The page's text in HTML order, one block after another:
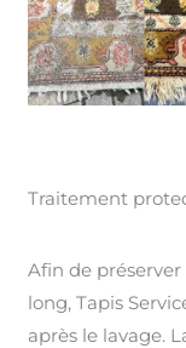
Traitement
Afin de préserver
long, Tapis
après le lavage.